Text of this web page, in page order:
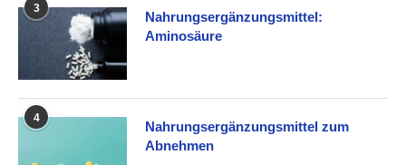
3
Nahrungsergänzungsmittel:
Aminosäure
4
Nahrungsergänzungsmittel zum
Abnehmen